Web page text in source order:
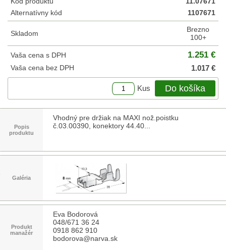
Alternatívny kód
1107671
Skladom
Brezno
100+
Vaša cena s DPH 1.251 €
Vaša cena bez DPH 1.017 €
Kus Do košíka
Popis
produktu
Vhodný pre držiak na MAXI nož.poistku
č.03.00390, konektory 44.40...
Galéria
Produkt
manažér
Eva Bodorová
048/671 36 24
0918 862 910
bodorova@narva.sk